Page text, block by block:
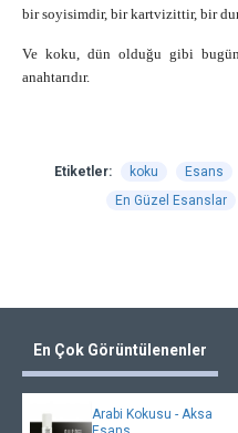
bir soyisimdir, bir kartvizittir, bir
Ve koku, dün olduğu gibi
anahtarıdır.
Etiketler: koku Esans
En Güzel Esanslar
En Çok Görüntülenenler
Arabi Kokusu - Aksa